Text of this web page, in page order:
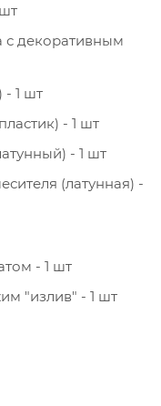
с декоративным
- 1 шт
- 1 шт
- 1 шт
(латунная) -
- 1 шт
"излив" - 1 шт